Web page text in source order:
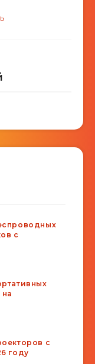
с
с
году